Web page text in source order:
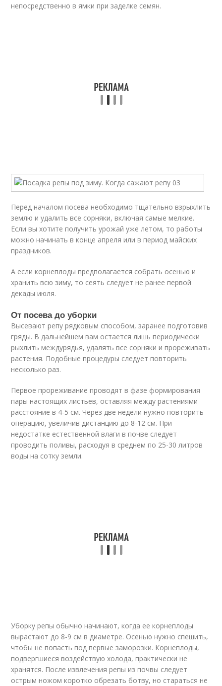
непосредственно в ямки при заделке семян.
Перед началом посева необходимо тщательно взрыхлить
землю и удалить все сорняки, включая самые мелкие.
Если вы хотите получить урожай уже летом, то работы
можно начинать в конце апреля или в период майских
праздников.
А если корнеплоды предполагается собрать осенью и
хранить всю зиму, то сеять следует не ранее первой
декады июля.
От посева до уборки
Высевают репу рядковым способом, заранее подготовив
гряды. В дальнейшем вам остается лишь периодически
рыхлить междурядья, удалять все сорняки и прореживать
растения. Подобные процедуры следует повторить
несколько раз.
Первое прореживание проводят в фазе формирования
пары настоящих листьев, оставляя между растениями
расстояние в 4-5 см. Через две недели нужно повторить
операцию, увеличив дистанцию до 8-12 см. При
недостатке естественной влаги в почве следует
проводить поливы, расходуя в среднем по 25-30 литров
воды на сотку земли.
Уборку репы обычно начинают, когда ее корнеплоды
вырастают до 8-9 см в диаметре. Осенью нужно спешить,
чтобы не попасть под первые заморозки. Корнеплоды,
подвергшиеся воздействую холода, практически не
хранятся. После извлечения репы из почвы следует
острым ножом коротко обрезать ботву, но стараться не